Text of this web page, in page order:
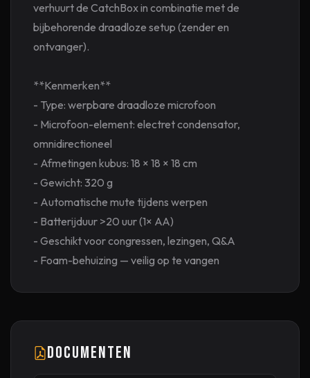
verhuurt de CatchBox in combinatie met de
bijbehorende draadloze setup (zender en
ontvanger).
**Kenmerken**
- Type: werpbare draadloze microfoon
- Microfoon-element: electret condensator,
omnidirectioneel
- Afmetingen kubus: 18 × 18 × 18 cm
- Gewicht: 320 g
- Automatische mute tijdens werpen
- Batterijduur >20 uur (1× AA)
- Geschikt voor congressen, lezingen, Q&A
- Foam-behuizing — veilig op te vangen
Documenten